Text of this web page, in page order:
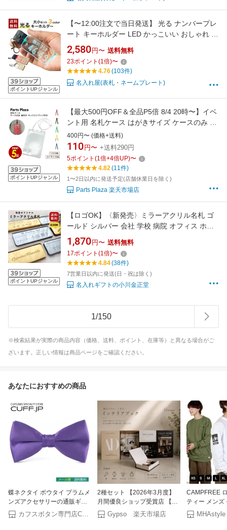
ポイントUPジャンル
【〜12:00注文で当日発送】 光る ナンバープレ
ート キーホルダー LED かっこいい おしゃれ ミ
ラータイプも 車 自動車 カーナンバー ネームプ
レート 車好き 誕生日 プレゼント ユニーク ギフ
ト 名入れ アクリル シルバー ゴールド ストラッ
2,580 円〜 送料無料
23ポイント (1倍)〜
4.76(103件)
名入れ屋(表札・ネームプレート)
ポイントUPジャンル
【最大500円OFF＆全品P5倍 8/4 20時〜】イベ
ント用 名札ケース はがきサイズ ケースのみ 紐
付 ネックストラップ付 1枚 10枚 50枚 オレフィ
ン 軟質 厚手 IDカード ADカード ホルダー 吊り
下げ 首掛け パスケース チケット ライブ コンサ
ート スタッフ 入館証 入場証
400円〜 (価格+送料)
110 円〜 +送料290円
5ポイント (1倍+4倍UP)〜
4.82(11件)
1〜2日以内に発送予定(店舗休業日を除く)
Parts Plaza 楽天市場店
ポイントUPジャンル
【ロゴOK】〈新発売〉ミラーアクリル名札 ゴ
ールド シルバー 会社 学校 病院 オフィス ホテ
ル クリニック カフェ お店 受付 アクリル 名札
ネームプレート ネームタグ クリップ バッジ 3
サイズ 【aiデータ入稿OK】
1,870 円〜 送料無料
17ポイント (1倍)〜
4.84(38件)
7営業日以内に発送(日・祝は除く)
名入れギフトの小川金正堂
1/150
※検索結果が実際の商品内容（価格、送料、ポイント、在庫等）と異なる場合がご
ざいます。正しい情報は商品ページをご確認ください。
あなたにおすすめの商品
蝶ネクタイ ボウタイ プラムメ
ンズアクセサリーの通販ギフ
ト プレゼント お祝い 結婚式
ビジネス 新生活 父の日 彼氏
カフスボタン専門店CUFFJP
2種セット 【2026年3月度】
月間優良ショップ受賞店 【ラ
ンキング1位受賞】 ダミーブ
ック Homeple 4種類 インテリ
Gypso 楽天市場店
CAMPFREE
ティー メンズ
ンズtシャツ
り 6.1oz 綿